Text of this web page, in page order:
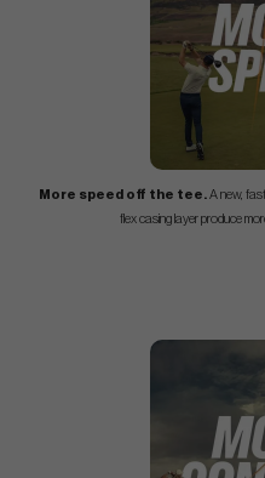
More speed off the tee.A new,
flex casing layer produce